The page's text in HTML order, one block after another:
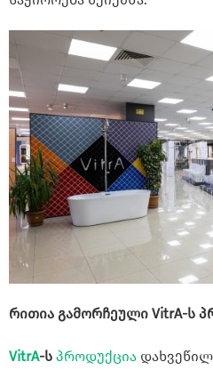
რითია გამორჩეული VitrA-ს
VitrA-ს პროდუქცია